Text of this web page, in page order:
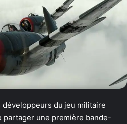
développeurs du jeu militaire
partager une première bande-